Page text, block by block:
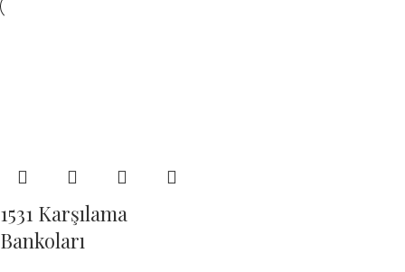
1531 Karşılama
Bankoları